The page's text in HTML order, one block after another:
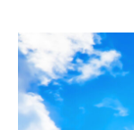
ブログ
症例集